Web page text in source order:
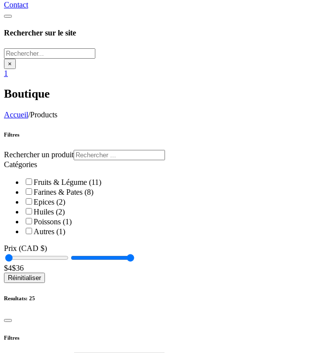
Contact
Rechercher sur le site
Rechercher...
×
1
Boutique
Accueil/Products
Filtres
Rechercher un produit
Catégories
Fruits & Légume (11)
Farines & Pates (8)
Epices (2)
Huiles (2)
Poissons (1)
Autres (1)
Prix (CAD $)
$4$36
Réinitialiser
Resultats: 25
Filtres